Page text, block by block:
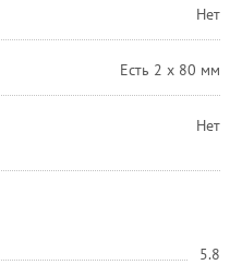
Нет
Есть 2 х 80 мм
Нет
5.8